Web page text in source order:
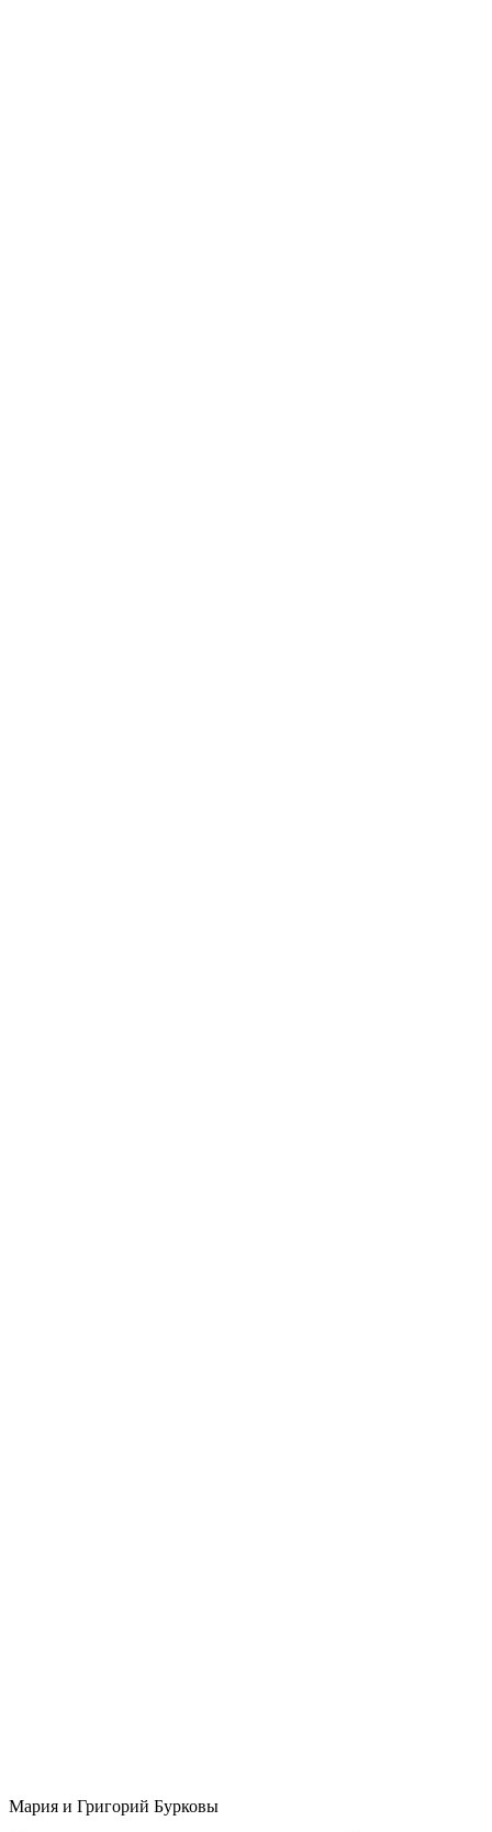
Мария и Григорий Бурковы